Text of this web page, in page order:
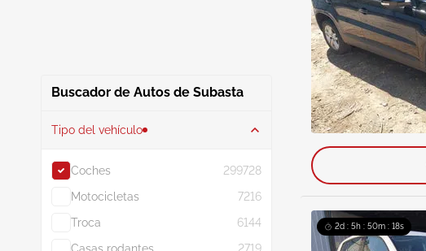
Buscador de Autos de Subasta
Tipo del vehículo
Coches
299728
Motocicletas
7216
Troca
6144
Casas rodantes
2719
2d : 5h : 50m : 16s